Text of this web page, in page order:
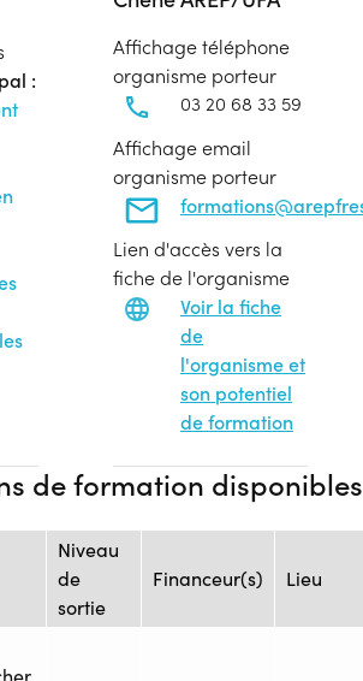
:
Affichage téléphone
organisme porteur
03 20 68 33 59
Affichage email
organisme porteur
Lien d'accès vers la
fiche de l'organisme
Voir la fiche
de
l'organisme et
son potentiel
de formation
de formation disponibles
Niveau
de
sortie
Financeur(s) Lieu